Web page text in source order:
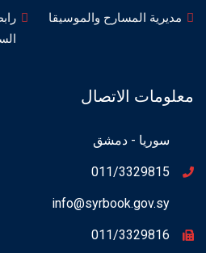
مديرية المسارح والموسيقا
معلومات الاتصال
سوريا - دمشق
011/3329815
info@syrbook.gov.sy
011/3329816